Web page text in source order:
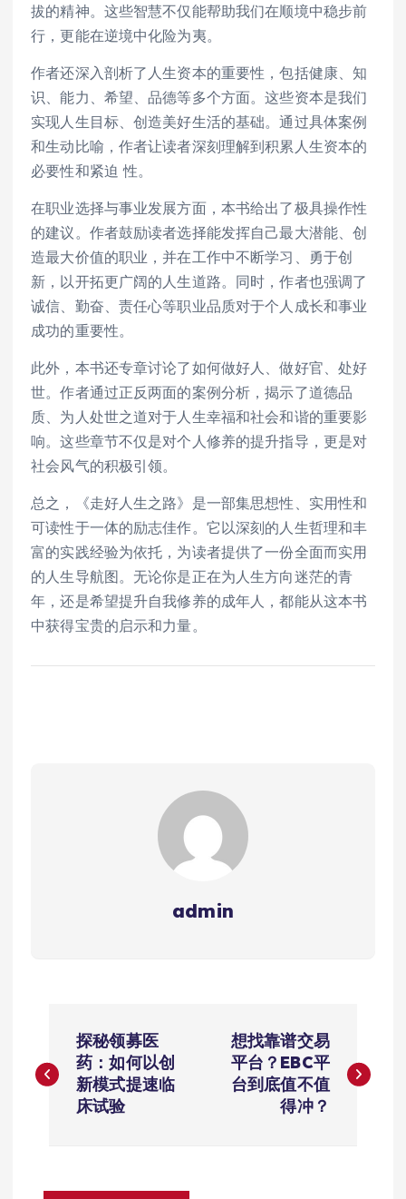
拔的精神。这些智慧不仅能帮助我们在顺境中稳步前
行，更能在逆境中化险为夷。
作者还深入剖析了人生资本的重要性，包括健康、知
识、能力、希望、品德等多个方面。这些资本是我们
实现人生目标、创造美好生活的基础。通过具体案例
和生动比喻，作者让读者深刻理解到积累人生资本的
必要性和紧迫 性。
在职业选择与事业发展方面，本书给出了极具操作性
的建议。作者鼓励读者选择能发挥自己最大潜能、创
造最大价值的职业，并在工作中不断学习
、勇于创
新，以开拓更广阔的人生道路。同时，作者也强调了
诚信、勤奋、责任心等职业品质对于个人成长和事业
成功的重要性。
此外，本书还专章讨论了如何做好人、做好官、处好
世。作者通过正反两面的案例分析，揭示了道德品
质、为人处世之道对于人生幸福和社会和谐的重要影
响。这些章节不仅是对个人修养的提升指导，更是对
社会风气的积极引领。
总之，《走好人生之路》是一部集思想性、实用性和
可读性于一体的励志佳作。它以深刻的人生哲理和丰
富的实践经验为依托，为读者提供了一份全面而实用
的人生导航图。无论你是正在为人生方向迷茫的青
年，还是希望提升自我修养的成年人，都能从这本书
中获得宝贵的启示和力量。
admin
章
探秘领募医
药：如何以创
新模式提速临
床试验
想找靠谱交易
平台？EBC平
台到底值不值
得冲？